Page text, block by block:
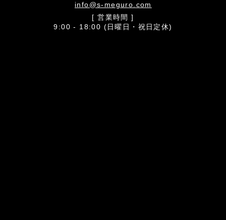
info@s-meguro.com
[ 営業時間 ]
9:00 - 18:00 (日曜日・祝日定休)